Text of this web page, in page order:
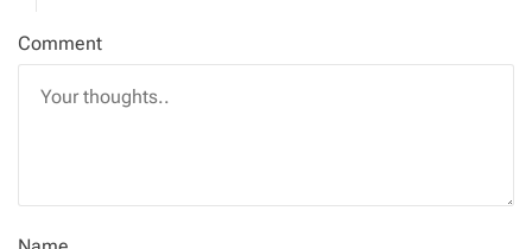
Comment